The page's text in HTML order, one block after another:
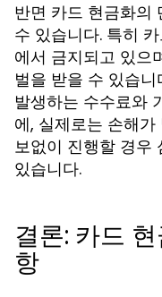
반면 카드 현금화의
수 있습니다. 특히
에서 금지되고 있으
벌을 받을 수 있습
발생하는 수수료와
에, 실제로는 손해
보없이 진행할 경우
있습니다.
결론: 카드
항